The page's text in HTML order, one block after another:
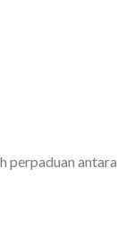
perpaduan antara